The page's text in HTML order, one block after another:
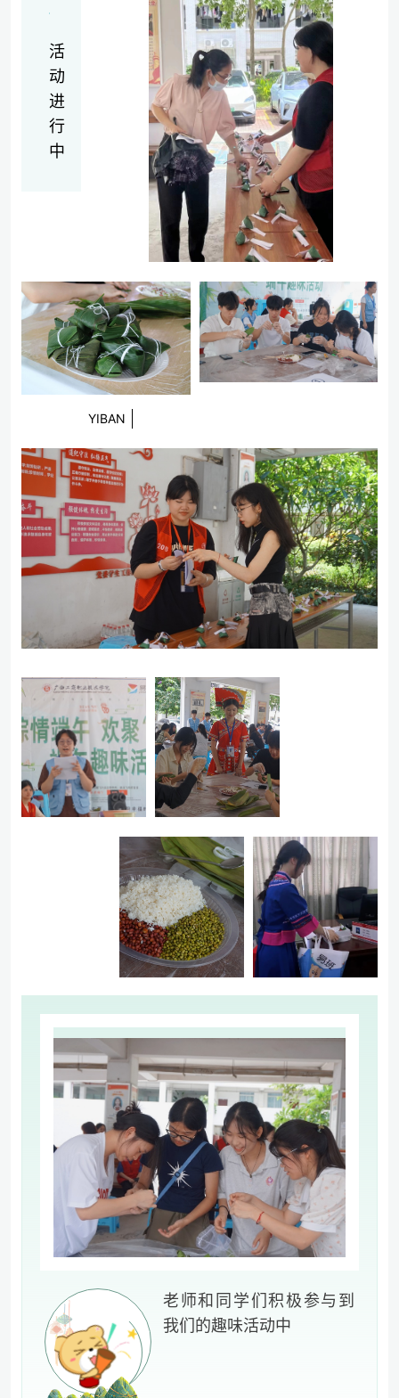
活
动
进
行
中
YIBAN
老师和同学们积极参与到
我们的趣味活动中